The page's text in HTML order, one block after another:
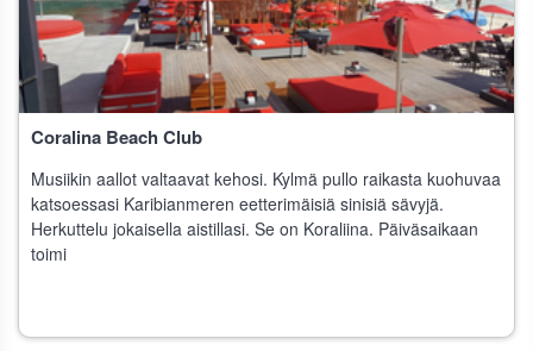
Coralina Beach Club
Musiikin aallot valtaavat kehosi. Kylmä pullo raikasta kuohuvaa
katsoessasi Karibianmeren eetterimäisiä sinisiä sävyjä.
Herkuttelu jokaisella aistillasi. Se on Koraliina. Päiväsaikaan
toimi